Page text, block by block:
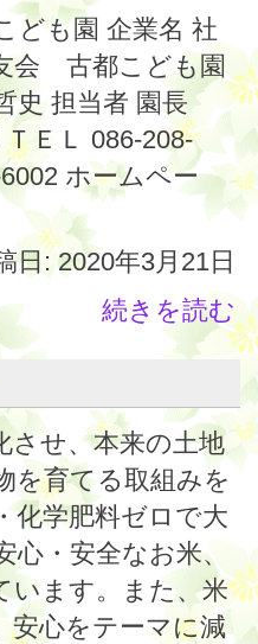
ども園 企業名 社
会 古都こども園
史 担当者 園長
ＥＬ 086-208-
ホームペー
日: 2020年3月21日
続きを読む
させ、本来の土地
を育てる取組みを
化学肥料ゼロで大
・安全なお米、
います。また、米
安心をテーマに減